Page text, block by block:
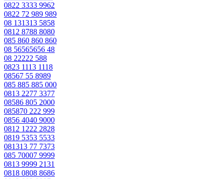
0822 3333 9962
0822 72 989 989
08 131313 5858
0812 8788 8080
085 860 860 860
08 56565656 48
08 22222 588
0823 1113 1118
08567 55 8989
085 885 885 000
0813 2277 3377
08586 805 2000
085870 222 999
0856 4040 9000
0812 1222 2828
0819 5353 5533
081313 77 7373
085 70007 9999
0813 9999 2131
0818 0808 8686